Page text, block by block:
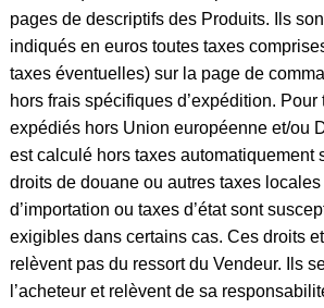
pages de descriptifs des Produits. Ils
indiqués en euros toutes taxes
taxes éventuelles) sur la page de
hors frais spécifiques d’expédition.
expédiés hors Union européenne et/ou
est calculé hors taxes automatiquement
droits de douane ou autres taxes
d’importation ou taxes d’état sont
exigibles dans certains cas. Ces droits
relèvent pas du ressort du Vendeur. Ils
l’acheteur et relèvent de sa